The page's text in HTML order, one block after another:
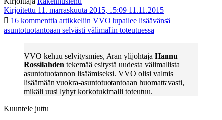
Kirjoitettu 11. marraskuuta 2015, 15:09 11.11.2015
16 kommenttia artikkeliin VVO lupailee lisäävänsä
asuntotuotantoaan selvästi välimallin toteutuessa
VVO kehuu selvitysmies, Aran ylijohtaja Hannu
Rossilahden tekemää esitystä uudesta välimallista
asuntotuotannon lisäämiseksi. VVO olisi valmis
lisäämään vuokra-asuntotuotantoaan huomattavasti,
mikäli uusi lyhyt korkotukimalli toteutuu.
Kuuntele juttu